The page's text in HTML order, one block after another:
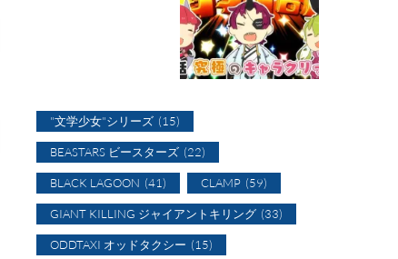
"文学少女"シリーズ (15)
BEASTARS ビースターズ (22)
BLACK LAGOON (41) CLAMP (59)
GIANT KILLING ジャイアントキリング (33)
ODDTAXI オッドタクシー (15)